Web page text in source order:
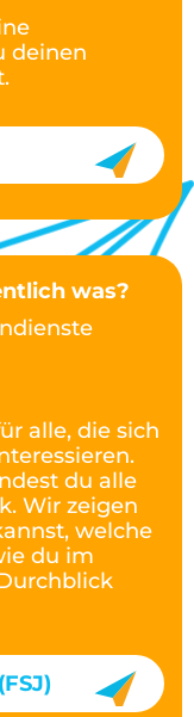
deinen
was?
alle, die sich
du alle
Wir zeigen
welche
du im